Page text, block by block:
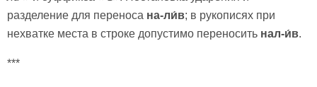
разделение для переноса на-ли́в; в рукописях при
нехватке места в строке допустимо переносить нал-и́в.
***